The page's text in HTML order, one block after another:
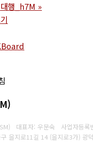
행_h7M »
대표자: 우문숙 사업자등록
을지로11길 14 (을지로3가) 광